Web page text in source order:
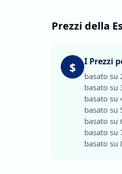
Prezzi della
$ I Prezzi
basato su
basato su
basato su
basato su
basato su
basato su
basato su